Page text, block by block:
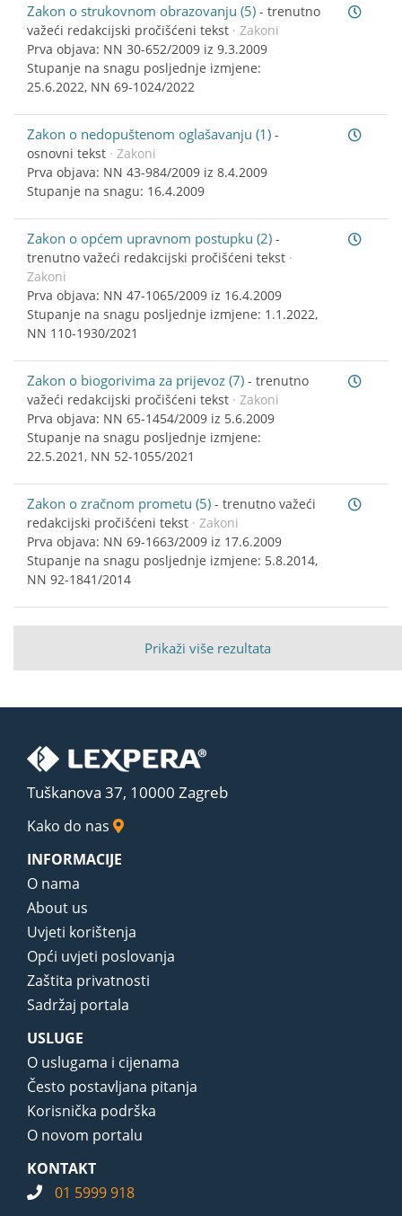
Zakon o strukovnom obrazovanju (5) - trenutno
važeći redakcijski pročišćeni tekst · Zakoni
Prva objava: NN 30-652/2009 iz 9.3.2009
Stupanje na snagu posljednje izmjene:
25.6.2022, NN 69-1024/2022
Zakon o nedopuštenom oglašavanju (1) -
osnovni tekst · Zakoni
Prva objava: NN 43-984/2009 iz 8.4.2009
Stupanje na snagu: 16.4.2009
Zakon o općem upravnom postupku (2) -
trenutno važeći redakcijski pročišćeni tekst ·
Zakoni
Prva objava: NN 47-1065/2009 iz 16.4.2009
Stupanje na snagu posljednje izmjene: 1.1.2022,
NN 110-1930/2021
Zakon o biogorivima za prijevoz (7) - trenutno
važeći redakcijski pročišćeni tekst · Zakoni
Prva objava: NN 65-1454/2009 iz 5.6.2009
Stupanje na snagu posljednje izmjene:
22.5.2021, NN 52-1055/2021
Zakon o zračnom prometu (5) - trenutno važeći
redakcijski pročišćeni tekst · Zakoni
Prva objava: NN 69-1663/2009 iz 17.6.2009
Stupanje na snagu posljednje izmjene: 5.8.2014,
NN 92-1841/2014
Prikaži više rezultata
Tuškanova 37, 10000 Zagreb
Kako do nas
INFORMACIJE
O nama
About us
Uvjeti korištenja
Opći uvjeti poslovanja
Zaštita privatnosti
Sadržaj portala
USLUGE
O uslugama i cijenama
Često postavljana pitanja
Korisnička podrška
O novom portalu
KONTAKT
01 5999 918